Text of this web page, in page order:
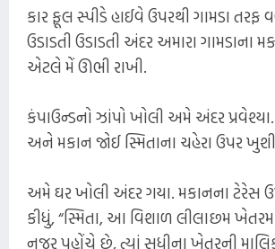
કાર ફૂલ સ્પીડે હાઈવે ઉપરથી ગામડા તરફ
ઉડાડતી ઉડાડતી અંદર અમારા ગામડાના
એટલે મેં ઊભી રાખી.
કંપાઉન્ડનો ઝાંપો ખોલી અમે અંદર
અને મકાન જોઈ સ્મિતાના ચહેરા ઉપર
અમે ઘર ખોલી અંદર ગયા. મકાનના ટેરેસ
કીધું, “સ્મિતા, આ વિશાળ લીલાછમ
નજર પહોંચે છે, ત્યાં સુધીના ખેતરની